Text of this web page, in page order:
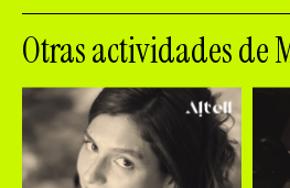
Otras actividades de